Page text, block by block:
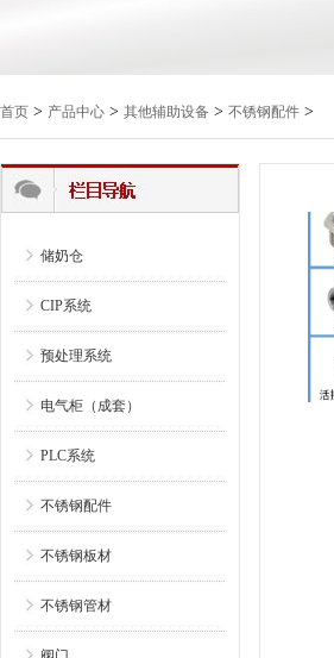
首页 > 产品中心 > 其他辅助设备 > 不锈钢配件 >
储奶仓
CIP系统
预处理系统
电气柜（成套）
PLC系统
不锈钢配件
不锈钢板材
不锈钢管材